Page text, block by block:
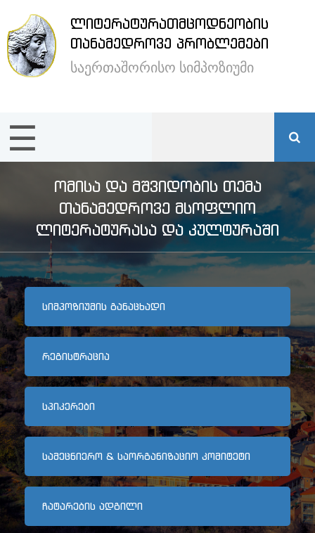
ᲚᲘᲢᲔᲠᲐᲢᲣᲠᲐᲗᲛᲪᲝᲓᲜᲔᲝᲑᲘᲡ
ᲗᲐᲜᲐᲛᲔᲓᲠᲝᲕᲔ ᲞᲠᲝᲑᲚᲔᲛᲔᲑᲘ
საერთაშორისო სიმპოზიუმი
×
ენა /
მთავარი
სიმპოზიუმის
შესახებ
სტუმრების
განთავსება
არქივი
კონტაქტი
☰
ᲝᲛᲘᲡᲐ ᲓᲐ ᲛᲨᲕᲘᲓᲝᲑᲘᲡ ᲗᲔᲛᲐ
ᲗᲐᲜᲐᲛᲔᲓᲠᲝᲕᲔ ᲛᲡᲝᲤᲚᲘᲝ
ᲚᲘᲢᲔᲠᲐᲢᲣᲠᲐᲡᲐ ᲓᲐ ᲙᲣᲚᲢᲣᲠᲐᲨᲘ
ᲡᲘᲛᲞᲝᲖᲘᲣᲛᲘᲡ ᲒᲐᲜᲐᲪᲮᲐᲓᲘ
ᲠᲔᲒᲘᲡᲢᲠᲐᲪᲘᲐ
ᲡᲞᲘᲙᲔᲠᲔᲑᲘ
ᲡᲐᲛᲔᲪᲜᲘᲔᲠᲝ & ᲡᲐᲝᲠᲒᲐᲜᲘᲖᲐᲪᲘᲝ ᲙᲝᲛᲘᲢᲔᲢᲘ
ᲩᲐᲢᲐᲠᲔᲑᲘᲡ ᲐᲓᲒᲘᲚᲘ